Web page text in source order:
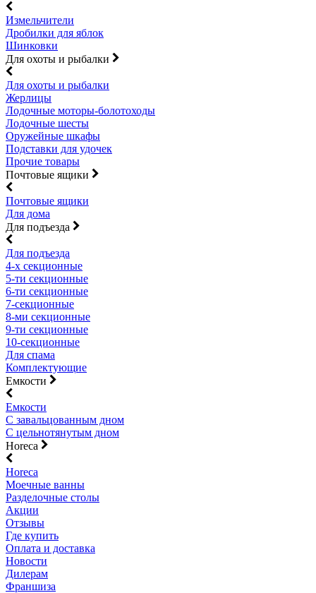
Измельчители
Дробилки для яблок
Шинковки
Для охоты и рыбалки
Для охоты и рыбалки
Жерлицы
Лодочные моторы-болотоходы
Лодочные шесты
Оружейные шкафы
Подставки для удочек
Прочие товары
Почтовые ящики
Почтовые ящики
Для дома
Для подъезда
Для подъезда
4-х секционные
5-ти секционные
6-ти секционные
7-секционные
8-ми секционные
9-ти секционные
10-секционные
Для спама
Комплектующие
Емкости
Емкости
С завальцованным дном
С цельнотянутым дном
Horeca
Horeca
Моечные ванны
Разделочные столы
Акции
Отзывы
Где купить
Оплата и доставка
Новости
Дилерам
Франшиза